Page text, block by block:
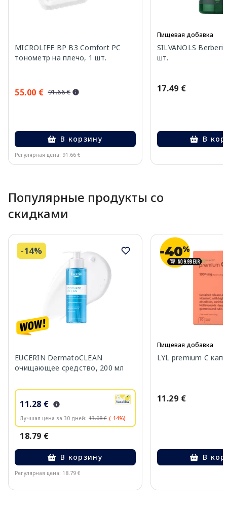
MICROLIFE BP B3 Comfort PC
тонометр на плечо, 1 шт.
55.00 € 91.66 €
В корзину
Регулярная цена: 91.66 €
Пищевая добавка
SILVANOLS
шт.
17.49 €
В
Популярные продукты со
скидками
-14%
EUCERIN DermatoCLEAN
очищающее средство, 200 мл
11.28 €
Лучшая цена за 30 дней: 13.08 € (-14%)
18.79 €
В корзину
Регулярная цена: 18.79 €
Пищевая добавка
LYL premium C
11.29 €
В